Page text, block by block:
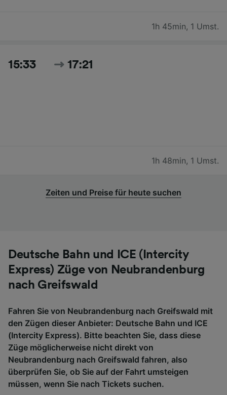
1h 45min, 1 Umst.
15:33 17:21
1h 48min, 1 Umst.
Zeiten und Preise für heute suchen
Deutsche Bahn und ICE (Intercity
Express) Züge von Neubrandenburg
nach Greifswald
Fahren Sie von Neubrandenburg nach Greifswald mit
den Zügen dieser Anbieter: Deutsche Bahn und ICE
(Intercity Express). Bitte beachten Sie, dass diese
Züge möglicherweise nicht direkt von
Neubrandenburg nach Greifswald fahren, also
überprüfen Sie, ob Sie auf der Fahrt umsteigen
müssen, wenn Sie nach Tickets suchen.